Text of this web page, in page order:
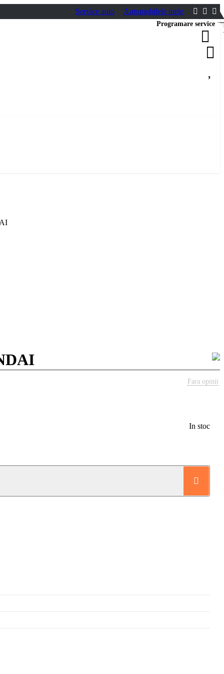
Service auto Automobilele mele
Programare service
Fara opinii
In stoc